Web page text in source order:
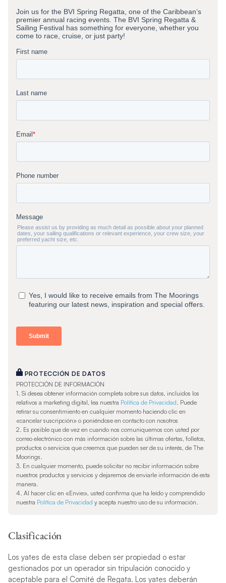
PROTECCIÓN DE DATOS
PROTECCIÓN DE INFORMACIÓN
1. Si desea obtener información completa sobre sus datos, incluidos los
relativos a marketing digital, lea nuestra Política de Privacidad. Puede
retirar su consentimiento en cualquier momento haciendo clic en
«cancelar suscripción» o poniéndose en contacto con nosotros
2. Es posible que de vez en cuando nos comuniquemos con usted por
correo electrónico con más información sobre las últimas ofertas, folletos,
productos o servicios que creemos que pueden ser de su interés, de The
Moorings.
3. En cualquier momento, puede solicitar no recibir información sobre
nuestros productos y servicios y dejaremos de enviarle información de esta
manera.
4. Al hacer clic en «Envie», usted confirma que ha leído y comprendido
nuestra Política de Privacidad y acepta nuestro uso de su información.
Clasificación
Los yates de esta clase deben ser propiedad o estar
gestionados por un operador sin tripulación conocido y
aceptable para el Comité de Regata. Los yates deberán